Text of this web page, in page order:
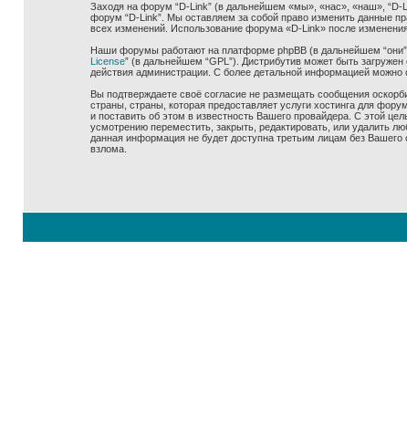
Заходя на форум “D-Link” (в дальнейшем «мы», «нас», «наш», “D-
форум “D-Link”. Мы оставляем за собой право изменить данные
всех изменений. Использование форума «D-Link» после
Наши форумы работают на платформе phpBB (в дальнейшем “они”,
License” (в дальнейшем “GPL”). Дистрибутив может быть загружен
действия администрации. С более детальной информацией можно
Вы подтверждаете своё согласие не размещать сообщения
страны, страны, которая предоставляет услуги хостинга для
и поставить об этом в известность Вашего провайдера. С этой
усмотрению переместить, закрыть, редактировать, или удалить
данная информация не будет доступна третьим лицам без Вашего
взлома.